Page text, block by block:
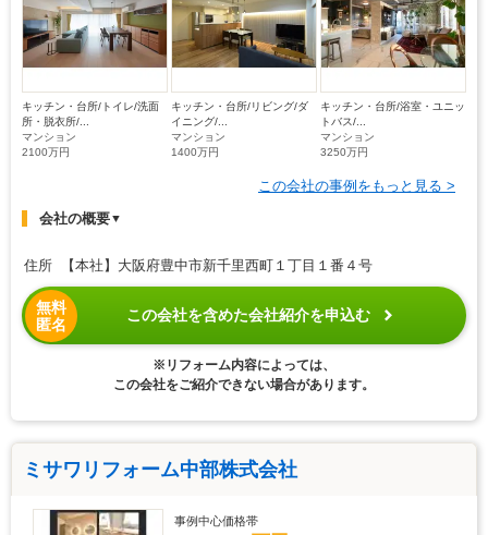
キッチン・台所/トイレ/洗面
所・脱衣所/...
マンション
2100万円
キッチン・台所/リビング/ダ
イニング/...
マンション
1400万円
キッチン・台所/浴室・ユニッ
トバス/...
マンション
3250万円
この会社の事例をもっと見る >
会社の概要▼
住所 【本社】大阪府豊中市新千里西町１丁目１番４号
無料
匿名
この会社を含めた会社紹介を申込む
※リフォーム内容によっては、
この会社をご紹介できない場合があります。
ミサワリフォーム中部株式会社
事例中心価格帯